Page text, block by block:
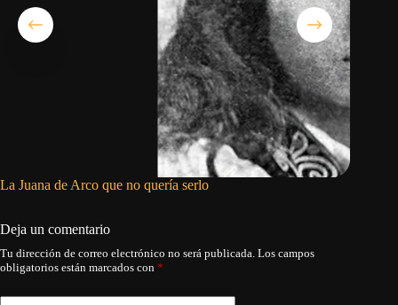
La Juana de Arco que no quería serlo
Deja un comentario
Tu dirección de correo electrónico no será publicada. Los campos
obligatorios están marcados con *